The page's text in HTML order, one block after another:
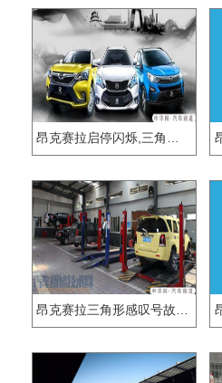
昂克赛拉启停闪烁,三角叹号
昂克赛拉三角形感叹号故障灯